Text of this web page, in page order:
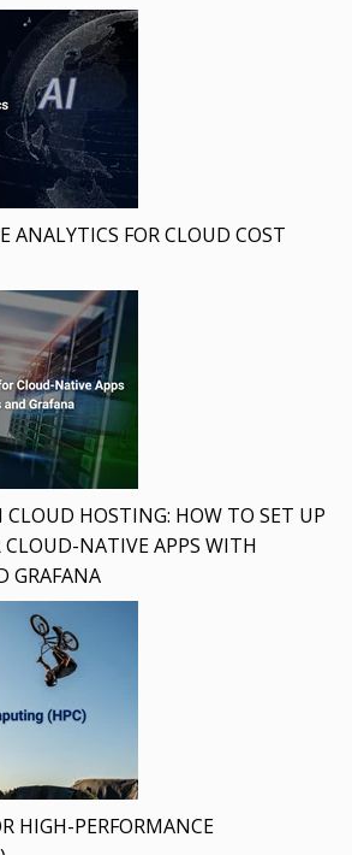
ANALYTICS FOR CLOUD COST
HOSTING: HOW TO SET UP
NATIVE APPS WITH
GRAFANA
HIGH-PERFORMANCE